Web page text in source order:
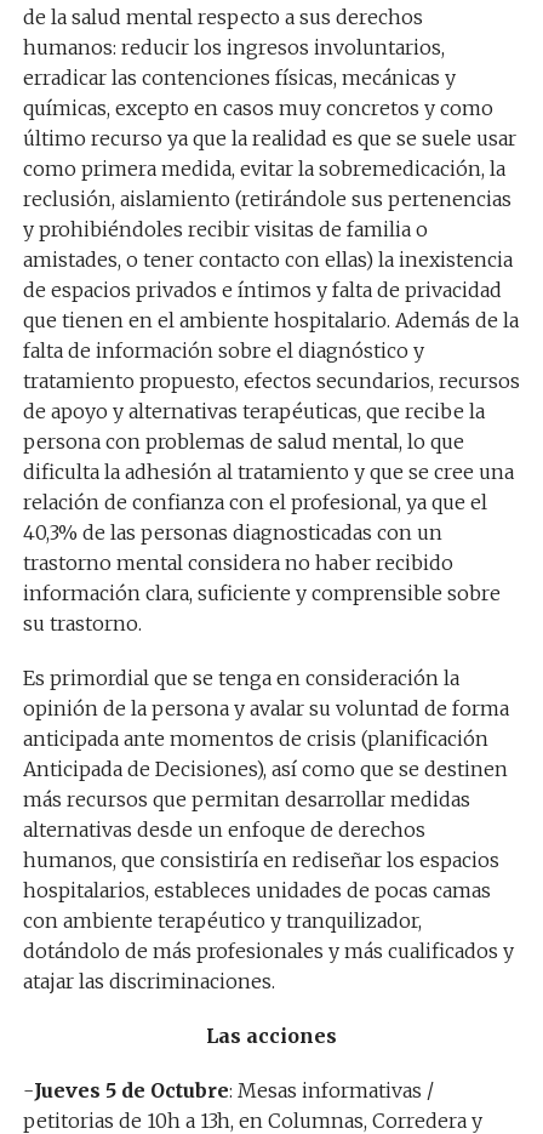
de la salud mental respecto a sus derechos
humanos: reducir los ingresos involuntarios,
erradicar las contenciones físicas, mecánicas y
químicas, excepto en casos muy concretos y como
último recurso ya que la realidad es que se suele usar
como primera medida, evitar la sobremedicación, la
reclusión, aislamiento (retirándole sus pertenencias
y prohibiéndoles recibir visitas de familia o
amistades, o tener contacto con ellas) la inexistencia
de espacios privados e íntimos y falta de privacidad
que tienen en el ambiente hospitalario. Además de la
falta de información sobre el diagnóstico y
tratamiento propuesto, efectos secundarios, recursos
de apoyo y alternativas terapéuticas, que recibe la
persona con problemas de salud mental, lo que
dificulta la adhesión al tratamiento y que se cree una
relación de confianza con el profesional, ya que el
40,3% de las personas diagnosticadas con un
trastorno mental considera no haber recibido
información clara, suficiente y comprensible sobre
su trastorno.
Es primordial que se tenga en consideración la
opinión de la persona y avalar su voluntad de forma
anticipada ante momentos de crisis (planificación
Anticipada de Decisiones), así como que se destinen
más recursos que permitan desarrollar medidas
alternativas desde un enfoque de derechos
humanos, que consistiría en rediseñar los espacios
hospitalarios, estableces unidades de pocas camas
con ambiente terapéutico y tranquilizador,
dotándolo de más profesionales y más cualificados y
atajar las discriminaciones.
Las acciones
-​Jueves 5 de Octubre: Mesas informativas /
petitorias de 10h a 13h, en Columnas, Corredera y